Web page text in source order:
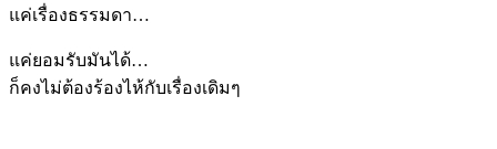
แค่เรื่องธรรมดา…
แค่ยอมรับมันได้…
ก็คงไม่ต้องร้องไห้กับเรื่องเดิมๆ